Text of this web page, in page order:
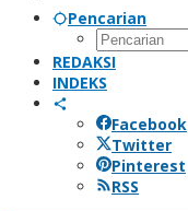
Pencarian
REDAKSI
INDEKS
Facebook
Twitter
Pinterest
RSS